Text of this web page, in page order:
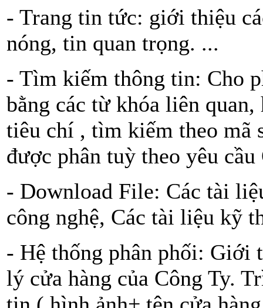
- Trang tin tức: giới thiệu
nóng, tin quan trọng. ...
- Tìm kiếm thông tin: Cho
bằng các từ khóa liên
tiêu chí , tìm kiếm theo mã
được phân tuỳ theo yêu
- Download File: Các tài
công nghệ, Các tài liệu kỹ
- Hệ thống phân phối: Giới
lý cửa hàng của Công Ty.